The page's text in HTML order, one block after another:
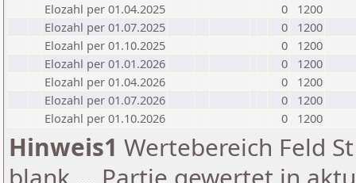
Elozahl per 01.04.2025
0
1200
Elozahl per 01.07.2025
0
1200
Elozahl per 01.10.2025
0
1200
Elozahl per 01.01.2026
0
1200
Elozahl per 01.04.2026
0
1200
Elozahl per 01.07.2026
0
1200
Elozahl per 01.10.2026
0 1200
Hinweis1 Wertebereich Feld